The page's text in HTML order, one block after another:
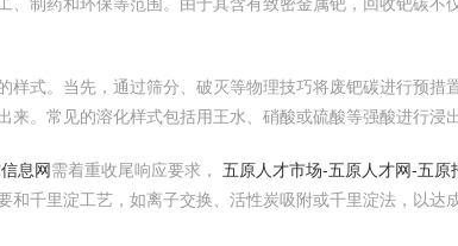
样式。当先，通过筛分、破灭等物理技巧将废钯碳进行预措
来。常见的溶化样式包括用王水、硝酸或硫酸等强酸进行浸出
息网需着重收尾响应要求， 五原人才市场-五原人才网-五原
千里淀工艺，如离子交换、活性炭吸附或千里淀法，以达